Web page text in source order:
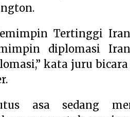
Tertinggi
diplomasi
kata juru
asa sedang